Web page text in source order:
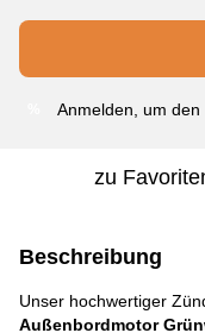
Anmelden , um
zu
Beschreibung
Unser hochwertiger
Außenbordmotor